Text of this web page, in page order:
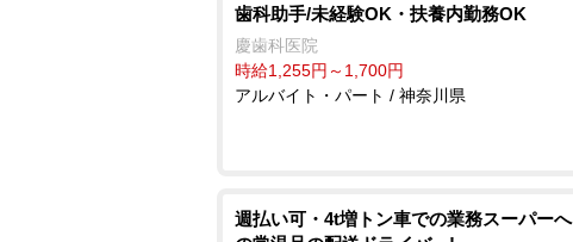
歯科助手/未経験OK・扶養内勤務OK
慶歯科医院
時給1,255円～1,700円
アルバイト・パート / 神奈川県
週払い可・4t増トン車での業務スーパーへ